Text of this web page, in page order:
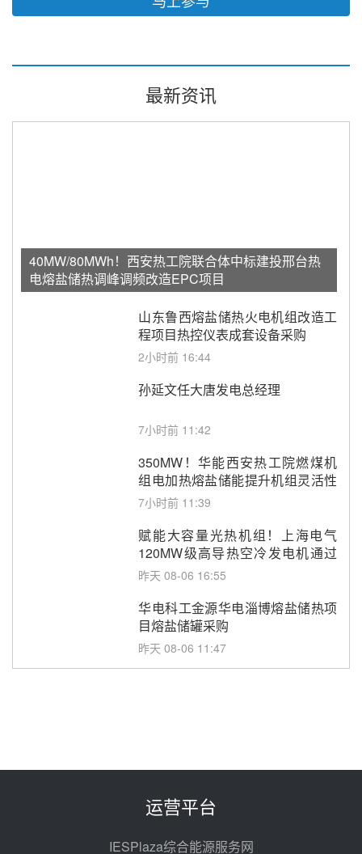
最新资讯
40MW/80MWh！西安热工院联合体中标建投邢台热
电熔盐储热调峰调频改造EPC项目
山东鲁西熔盐储热火电机组改造工
程项目热控仪表成套设备采购
2小时前 16:44
孙延文任大唐发电总经理
7小时前 11:42
350MW！华能西安热工院燃煤机
组电加热熔盐储能提升机组灵活性
改造项目初步设计第三方评审服务
7小时前 11:39
赋能大容量光热机组！上海电气
120MW级高导热空冷发电机通过
型式试验
昨天 08-06 16:55
华电科工金源华电淄博熔盐储热项
目熔盐储罐采购
昨天 08-06 11:47
光热示范电站二列蒸汽发生器设备
热发电工程EPC总承包项目熔盐截
运营平台
IESPlaza综合能源服务网